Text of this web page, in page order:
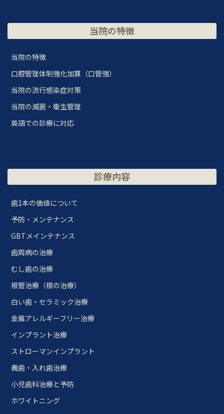
当院の特徴
当院の特徴
口腔管理体制強化加算（口管強）
当院の流行感染症対策
当院の滅菌・衛生管理
英語での診療に対応
診療内容
歯1本の価値について
予防・メンテナンス
GBTメインテナンス
歯周病の治療
むし歯の治療
根管治療（根の治療）
白い歯・セラミック治療
金属アレルギーフリー治療
インプラント治療
ストローマンインプラント
義歯・入れ歯治療
小児歯科治療と予防
ホワイトニング